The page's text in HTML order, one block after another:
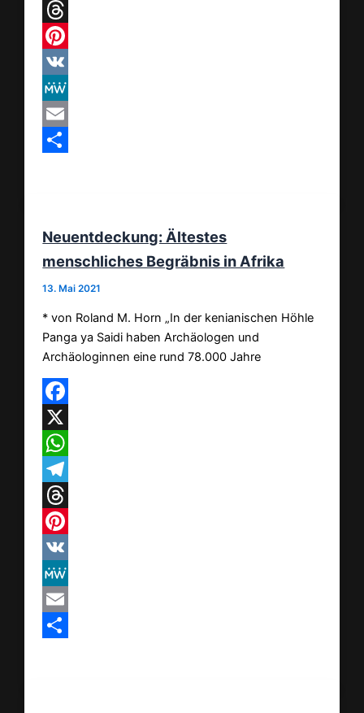
Telegram
Threads
Pinterest
VK
MeWe
Email
Neuentdeckung: Ältestes
menschliches Begräbnis in Afrika
13. Mai 2021
* von Roland M. Horn „In der kenianischen Höhle
Panga ya Saidi haben Archäologen und
Archäologinnen eine rund 78.000 Jahre
Facebook
X
WhatsApp
Telegram
Threads
Pinterest
VK
MeWe
Email